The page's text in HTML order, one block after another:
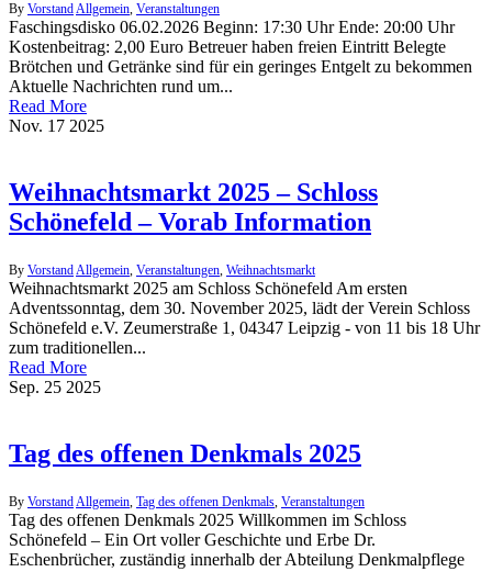
By VorstandAllgemein, Veranstaltungen
Faschingsdisko 06.02.2026 Beginn: 17:30 Uhr Ende: 20:00 Uhr
Kostenbeitrag: 2,00 Euro Betreuer haben freien Eintritt Belegte
Brötchen und Getränke sind für ein geringes Entgelt zu bekommen
Aktuelle Nachrichten rund um...
Read More
Nov. 17 2025
Weihnachtsmarkt 2025 – Schloss
Schönefeld – Vorab Information
By VorstandAllgemein, Veranstaltungen, Weihnachtsmarkt
Weihnachtsmarkt 2025 am Schloss Schönefeld Am ersten
Adventssonntag, dem 30. November 2025, lädt der Verein Schloss
Schönefeld e.V. Zeumerstraße 1, 04347 Leipzig - von 11 bis 18 Uhr
zum traditionellen...
Read More
Sep. 25 2025
Tag des offenen Denkmals 2025
By VorstandAllgemein, Tag des offenen Denkmals, Veranstaltungen
Tag des offenen Denkmals 2025 Willkommen im Schloss
Schönefeld – Ein Ort voller Geschichte und Erbe Dr.
Eschenbrücher, zuständig innerhalb der Abteilung Denkmalpflege